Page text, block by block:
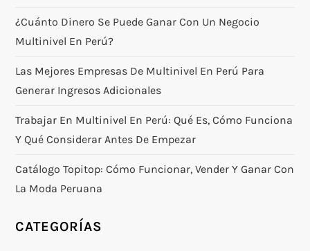
¿Cuánto Dinero Se Puede Ganar Con Un Negocio
Multinivel En Perú?
Las Mejores Empresas De Multinivel En Perú Para
Generar Ingresos Adicionales
Trabajar En Multinivel En Perú: Qué Es, Cómo Funciona
Y Qué Considerar Antes De Empezar
Catálogo Topitop: Cómo Funcionar, Vender Y Ganar Con
La Moda Peruana
CATEGORÍAS